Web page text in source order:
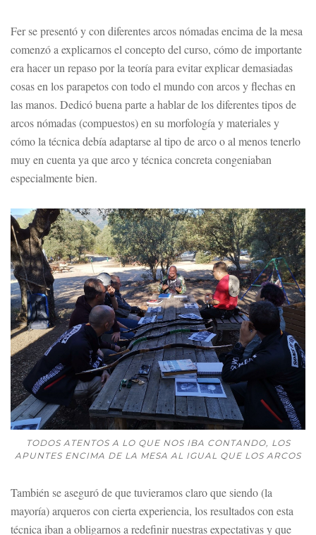
Fer se presentó y con diferentes arcos nómadas encima de la mesa
comenzó a explicarnos el concepto del curso, cómo de importante
era hacer un repaso por la teoría para evitar explicar demasiadas
cosas en los parapetos con todo el mundo con arcos y flechas en
las manos. Dedicó buena parte a hablar de los diferentes tipos de
arcos nómadas (compuestos) en su morfología y materiales y
cómo la técnica debía adaptarse al tipo de arco o al menos tenerlo
muy en cuenta ya que arco y técnica concreta congeniaban
especialmente bien.
TODOS ATENTOS A LO QUE NOS IBA CONTANDO, LOS
APUNTES ENCIMA DE LA MESA AL IGUAL QUE LOS ARCOS
También se aseguró de que tuvieramos claro que siendo (la
mayoría) arqueros con cierta experiencia, los resultados con esta
técnica iban a obligarnos a redefinir nuestras expectativas y que